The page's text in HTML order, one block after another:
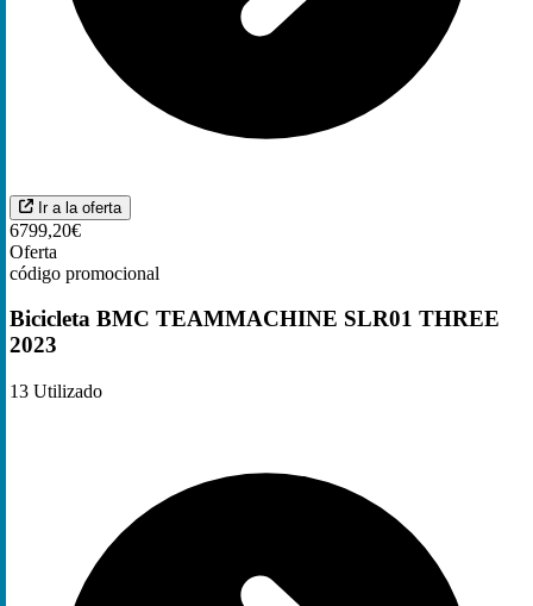
Ir a la oferta
6799,20€
Oferta
código promocional
Bicicleta BMC TEAMMACHINE SLR01 THREE
2023
13 Utilizado